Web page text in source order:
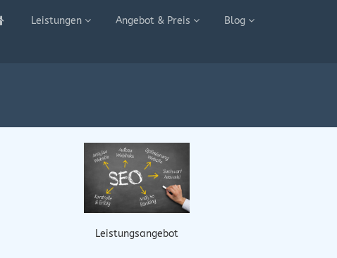
Leistungen Angebot & Preis Blog
Leistungsangebot